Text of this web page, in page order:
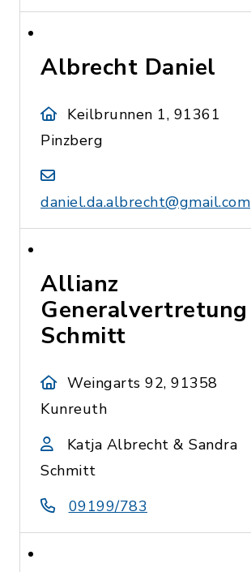
Albrecht Daniel
Keilbrunnen 1, 91361
Pinzberg
daniel.da.albrecht@gmail.com
Allianz
Generalvertretung
Schmitt
Weingarts 92, 91358
Kunreuth
Katja Albrecht & Sandra
Schmitt
09199/783